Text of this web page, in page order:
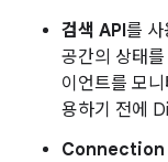
검색 API를 사
공간의 상태
이언트를 모
용하기 전에
Connection